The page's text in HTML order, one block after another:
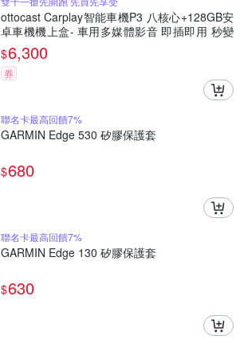
ottocast Carplay智能車機P3 八核心+128GB安
卓車機機上盒- 車用多媒體影音 即插即用 秒變
安卓機
$6,300
券
聯名卡最高回饋7%
GARMIN Edge 530 矽膠保護套
$680
聯名卡最高回饋7%
GARMIN Edge 130 矽膠保護套
$630